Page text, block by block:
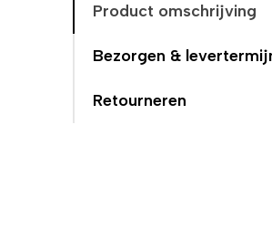
Product omschrijving
Bezorgen &
Retourneren